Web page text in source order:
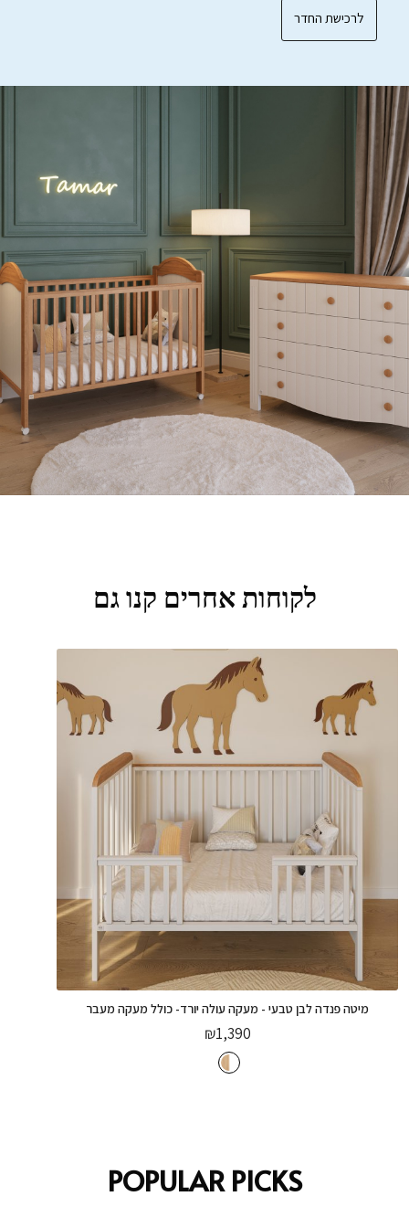
לרכישת החדר
לקוחות אחרים קנו גם
מיטה פנדה לבן טבעי - מעקה עולה יורד- כולל מעקה מעבר
₪1,390
POPULAR PICKS